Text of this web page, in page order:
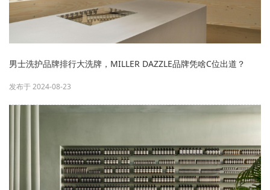
男士洗护品牌排行大洗牌，MILLER DAZZLE品牌凭啥C位出道？
发布于 2024-08-23